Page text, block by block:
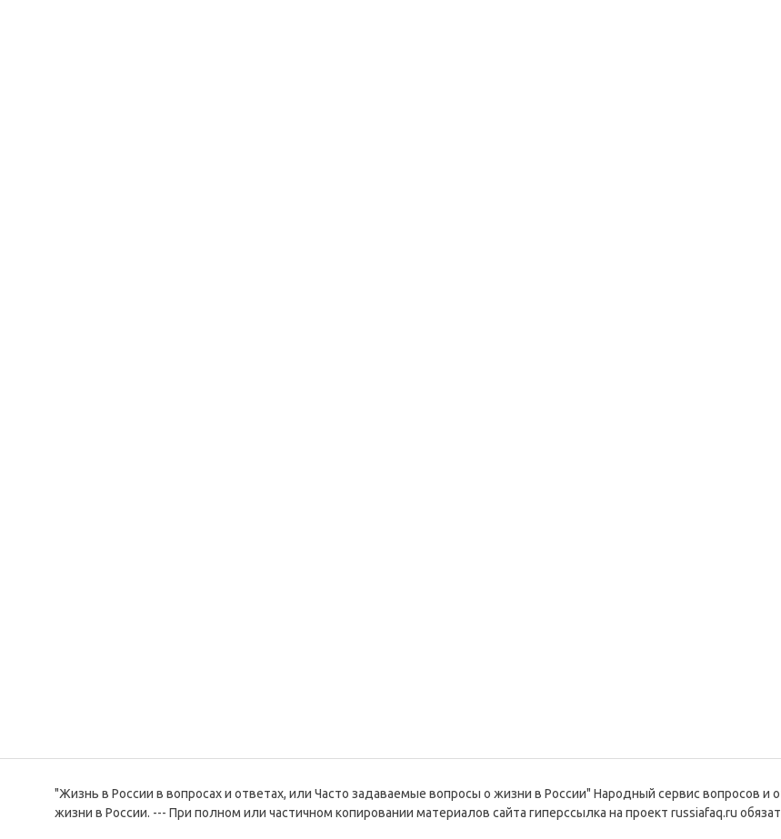
"Жизнь в России в вопросах и ответах, или Часто задаваемые вопросы о жизни в России" Народный сервис вопросов
жизни в России. --- При полном или частичном копировании материалов сайта гиперссылка на проект russiafaq.ru